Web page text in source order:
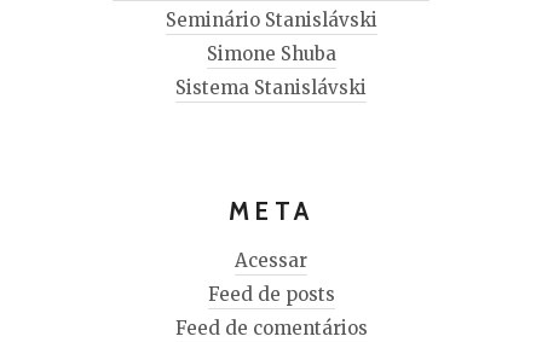
Seminário Stanislávski
Simone Shuba
Sistema Stanislávski
META
Acessar
Feed de posts
Feed de comentários